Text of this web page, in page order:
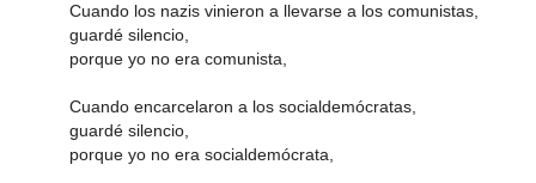
Cuando los nazis vinieron a llevarse a los comunistas,
guardé silencio,
porque yo no era comunista,
Cuando encarcelaron a los socialdemócratas,
guardé silencio,
porque yo no era socialdemócrata,